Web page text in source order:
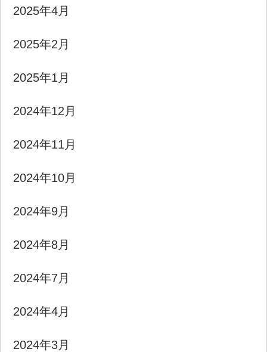
2025年4月
2025年2月
2025年1月
2024年12月
2024年11月
2024年10月
2024年9月
2024年8月
2024年7月
2024年4月
2024年3月